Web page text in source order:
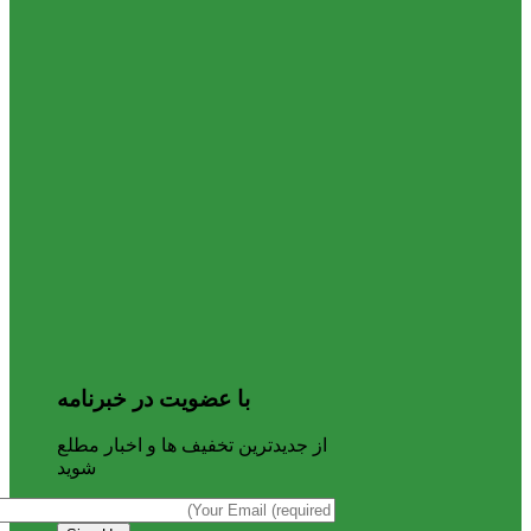
با عضویت در خبرنامه
از جدیدترین تخفیف ها و اخبار مطلع
شوید